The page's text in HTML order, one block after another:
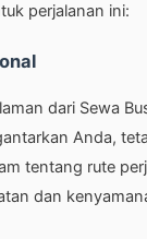
perjalanan ini:
dari Sewa
Anda,
tentang rute
dan